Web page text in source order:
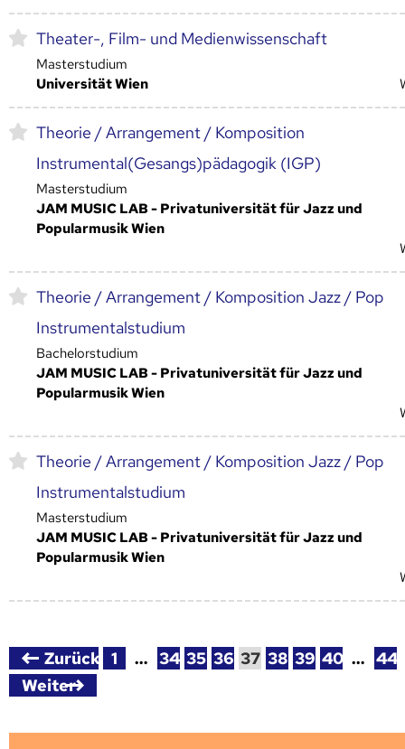
Theater-, Film- und Medienwissenschaft
Masterstudium
Universität Wien
Theorie / Arrangement / Komposition
Instrumental(Gesangs)pädagogik (IGP)
Masterstudium
JAM MUSIC LAB - Privatuniversität für Jazz und
Popularmusik Wien
Theorie / Arrangement / Komposition Jazz / Pop
Instrumentalstudium
Bachelorstudium
JAM MUSIC LAB - Privatuniversität für Jazz und
Popularmusik Wien
Theorie / Arrangement / Komposition Jazz / Pop
Instrumentalstudium
Masterstudium
JAM MUSIC LAB - Privatuniversität für Jazz und
Popularmusik Wien
Zurück 1 … 34 35 36 37 38 39 40 … 44
Weiter